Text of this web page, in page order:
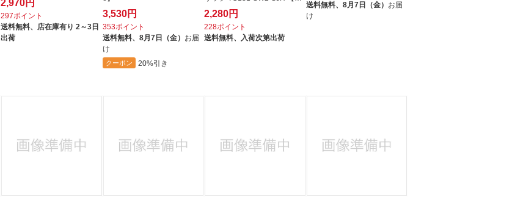
2,970円
297ポイント
送料無料、 店在庫有り 2～3日
出荷
3,530円
353ポイント
送料無料、 8月7日（金） お届
け
クーポン 20%引き
itch 2】
2,280円
228ポイント
送料無料、 入荷次第出荷
送料無料、 8月7日（金） お届
け